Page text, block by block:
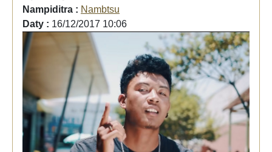
Nampiditra : Nambtsu
Daty : 16/12/2017 10:06